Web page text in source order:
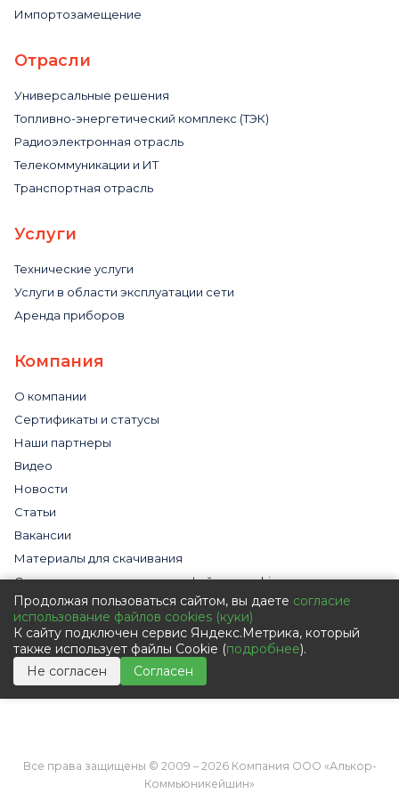
Импортозамещение
Отрасли
Универсальные решения
Топливно-энергетический комплекс (ТЭК)
Радиоэлектронная отрасль
Телекоммуникации и ИТ
Транспортная отрасль
Услуги
Технические услуги
Услуги в области эксплуатации сети
Аренда приборов
Компания
О компании
Сертификаты и статусы
Наши партнеры
Видео
Новости
Статьи
Вакансии
Материалы для скачивания
Cогласие на использование файлов cookies
Обработка персональных данных с помощью сервиса
«Яндекс.Метрика»
Политика в отношении обработки персональных данных
Пользовательское соглашение
Согласие на обработку персональных данных
Все права защищены © 2009 – 2026 Компания ООО «Алькор-
Коммьюникейшин»
Продолжая пользоваться сайтом, вы даете согласие
использование файлов cookies (куки)
К сайту подключен сервис Яндекс.Метрика, который
также использует файлы Cookie (подробнее).
Не согласен
Согласен